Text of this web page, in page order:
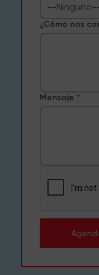
--
¿Cómo nos
Mensaje